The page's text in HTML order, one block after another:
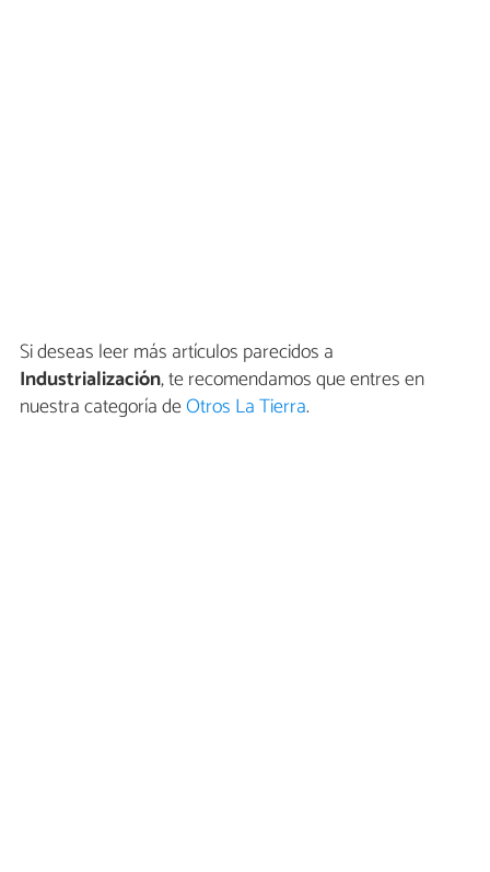
Si deseas leer más artículos parecidos a
Industrialización, te recomendamos que entres en
nuestra categoría deOtros La Tierra.